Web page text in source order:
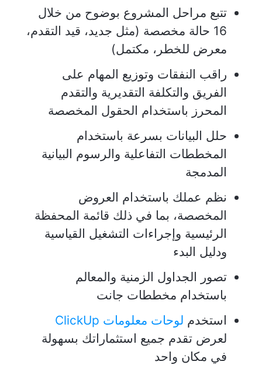
تتبع مراحل المشروع بوضوح من خلال
16 حالة مخصصة (مثل جديد، قيد التقدم،
معرض للخطر، مكتمل)
راقب النفقات وتوزيع المهام على
الفريق والتكلفة التقديرية والتقدم
المحرز باستخدام الحقول المخصصة
حلل البيانات بسرعة باستخدام
المخططات التفاعلية والرسوم البيانية
المدمجة
نظم عملك باستخدام العروض
المخصصة، بما في ذلك قائمة المحفظة
الرئيسية وإجراءات التشغيل القياسية
ودليل البدء
تصور الجداول الزمنية والمعالم
باستخدام مخططات جانت
استخدم لوحات معلومات ClickUp
لعرض تقدم جميع استثماراتك بسهولة
في مكان واحد